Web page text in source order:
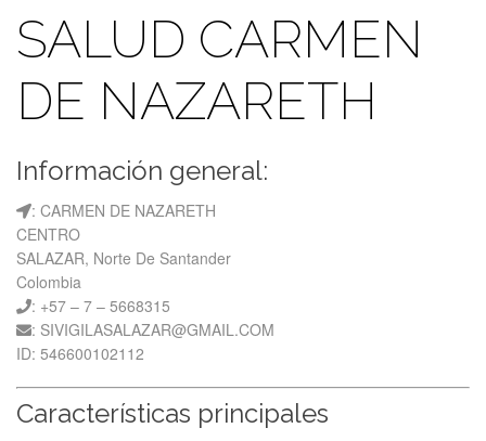
SALUD CARMEN
DE NAZARETH
Información general:
: CARMEN DE NAZARETH
CENTRO
SALAZAR, Norte De Santander
Colombia
: +57 – 7 – 5668315
: SIVIGILASALAZAR@GMAIL.COM
ID: 546600102112
Características principales